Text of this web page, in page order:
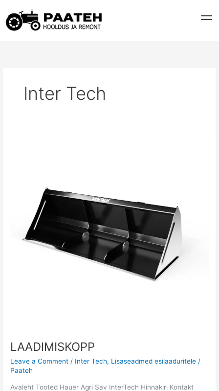
content
Inter Tech
LAADIMISKOPP
Leave a Comment / Inter Tech, Lisaseadmed esilaaduritele /
Paateh
Avaleht Tooted Hauer Agri Sav InterTech Hinnakiri Kontakt